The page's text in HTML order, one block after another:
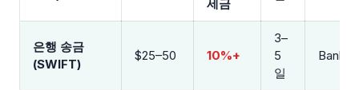
세금
은행 송금
(SWIFT)
$25–50 10%+
3–
5
일
Bank